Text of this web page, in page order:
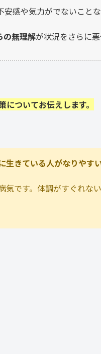
感や気力がでないこと
の無理解が状況をさらに
ついてお伝えします。
きている人がなりやす
気です。体調がすぐれな